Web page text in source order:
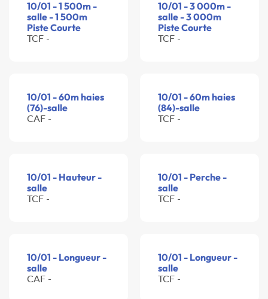
10/01 - 1 500m -
salle - 1 500m
Piste Courte
TCF -
10/01 - 3 000m -
salle - 3 000m
Piste Courte
TCF -
10/01 - 60m haies
(76)-salle
CAF -
10/01 - 60m haies
(84)-salle
TCF -
10/01 - Hauteur -
salle
TCF -
10/01 - Perche -
salle
TCF -
10/01 - Longueur -
salle
CAF -
10/01 - Longueur -
salle
TCF -